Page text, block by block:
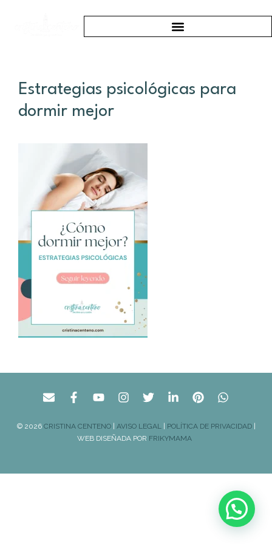
Estrategias psicológicas para
dormir mejor
© 2026 CRISTINA CENTENO| AVISO LEGAL| POLÍTICA DE PRIVACIDAD|
WEB DISEÑADA POR FRIKYMAMA